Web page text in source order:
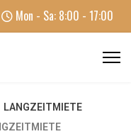
Mon - Sa: 8:00 - 17:00
LANGZEITMIETE